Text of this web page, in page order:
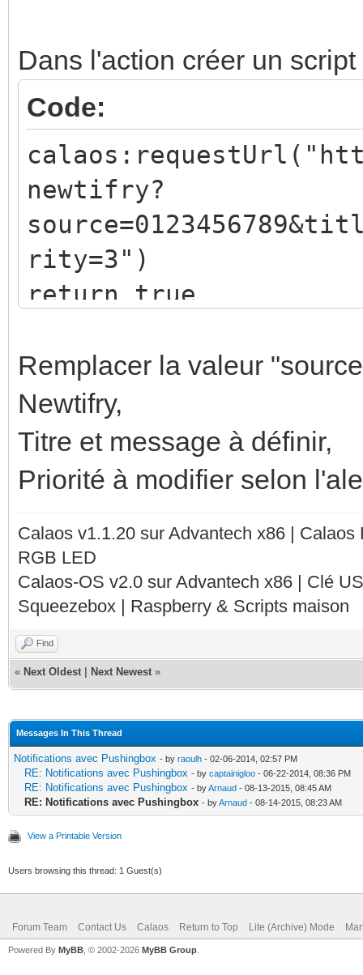
Dans l'action créer un
Code:
newtifry?
rity=3")
return true
Remplacer la valeur
Newtifry,
Titre et message à définir,
Priorité à modifier selon
Calaos v1.1.20 sur Advantech x86 |
RGB LED
Calaos-OS v2.0 sur Advantech x86 | Clé
Squeezebox | Raspberry & Scripts maison
Find
« Next Oldest Next Newest »
Messages In This Thread
Notifications avec Pushingbox - by raoulh - 02-06-2014, 02:57 PM
RE: Notifications avec Pushingbox - by captainigloo - 06-22-2014, 08:36 PM
RE: Notifications avec Pushingbox - byArnaud - 08-13-2015, 08:45 AM
RE: Notifications avec Pushingbox - byArnaud - 08-14-2015, 08:23 AM
View a Printable Version
Users browsing this thread: 1 Guest(s)
Forum Team Contact Us Calaos Return to Top Lite (Archive) Mode
Powered By MyBB , © 2002-2026 MyBB Group